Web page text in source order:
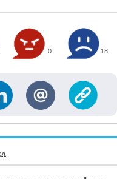
0 18